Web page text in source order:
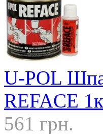
U-POL
REFACE
561 грн.